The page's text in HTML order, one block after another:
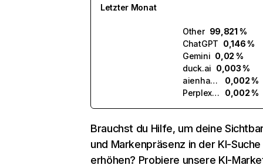
Letzter Monat
Other 99,821 %
ChatGPT 0,146 %
Gemini 0,02 %
duck.ai 0,003 %
aienhancer.ai
0,002 %
Perplexity
0,002 %
Brauchst du Hilfe, um deine
und Markenpräsenz in der KI-Suche
erhöhen? Probiere unsere KI-